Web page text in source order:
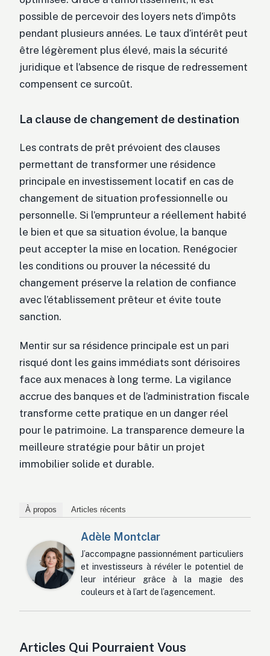
possible de percevoir des loyers nets d’impôts
pendant plusieurs années. Le taux d’intérêt peut
être légèrement plus élevé, mais la sécurité
juridique et l’absence de risque de redressement
compensent ce surcoût.
La clause de changement de destination
Les contrats de prêt prévoient des clauses
permettant de transformer une résidence
principale en investissement locatif en cas de
changement de situation professionnelle ou
personnelle. Si l’emprunteur a réellement habité
le bien et que sa situation évolue, la banque
peut accepter la mise en location. Renégocier
les conditions ou prouver la nécessité du
changement préserve la relation de confiance
avec l’établissement prêteur et évite toute
sanction.
Mentir sur sa résidence principale est un pari
risqué dont les gains immédiats sont dérisoires
face aux menaces à long terme. La vigilance
accrue des banques et de l’administration fiscale
transforme cette pratique en un danger réel
pour le patrimoine. La transparence demeure la
meilleure stratégie pour bâtir un projet
immobilier solide et durable.
À propos Articles récents
Adèle Montclar
J’accompagne passionnément particuliers
et investisseurs à révéler le potentiel de
leur intérieur grâce à la magie des
couleurs et à l’art de l’agencement.
Articles Qui Pourraient Vous